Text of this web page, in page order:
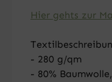
Hier gehts zur
- 280 g/qm
- 80%